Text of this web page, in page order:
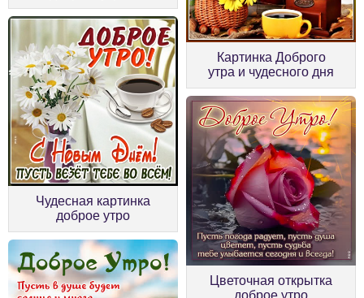
Чудесная картинка
доброе утро
Картинка Доброго
утра и чудесного дня
Цветочная открытка
доброе утро